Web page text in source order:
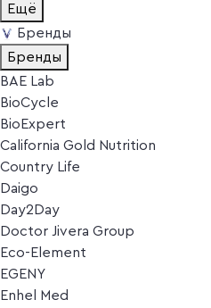
Ещё
Бренды
Бренды
BAE Lab
BioCycle
BioExpert
California Gold Nutrition
Country Life
Daigo
Day2Day
Doctor Jivera Group
Eco-Element
EGENY
Enhel Med